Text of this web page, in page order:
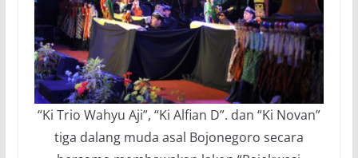
“Ki Trio Wahyu Aji”, “Ki Alfian D”. dan “Ki Novan”
tiga dalang muda asal Bojonegoro secara